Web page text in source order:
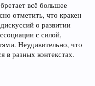
всё большее
отметить, что кракен
о развитии
с силой,
Неудивительно, что
в разных контекстах.